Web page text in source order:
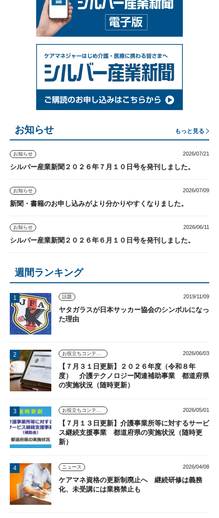
お知らせ もっと見る
お知らせ 2026/07/21
シルバー産業新聞２０２６年７月１０日号を発刊しました。
お知らせ 2026/07/09
新聞・書籍のお申し込みがより分かりやすくなりました。
お知らせ 2026/06/11
シルバー産業新聞２０２６年６月１０日号を発刊しました。
週間ランキング
話題 2019/11/09
ヤタガラスが日本サッカー協会のシンボルになっ
た理由
お役立ちコンテンツ 2026/06/03
【７月３１日更新】２０２６年度（令和８年
度） 介護テクノロジー関連補助事業 都道府県
の実施状況（随時更新）
お役立ちコンテンツ 2026/05/01
【７月１３日更新】介護事業所等に対するサービ
ス継続支援事業 都道府県の実施状況（随時更
新）
ニュース 2026/04/08
ケアマネ資格の更新制廃止へ 継続研修は義務
化、未受講には業務禁止も